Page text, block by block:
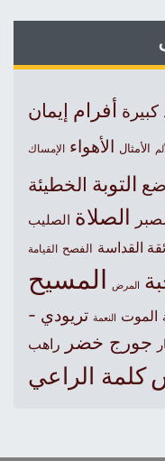
أفرام إيمان
الأمثال الأهواء الإمساك
التوبة الخطيئة
الصلاة الصليب
القداسة الفصح القيامة
المرض المسيح
النعمة تريودي -
جورج خضر راهب
كلمة الراعي